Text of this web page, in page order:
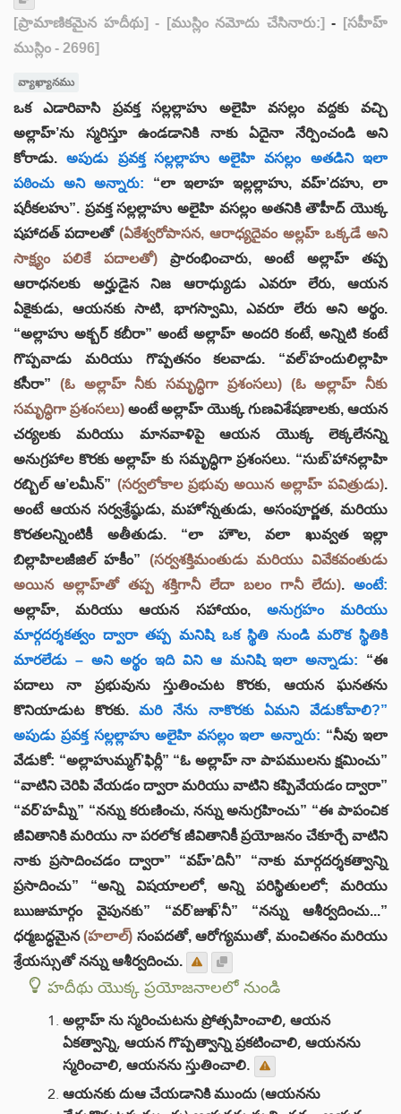
[ప్రామాణికమైన హదీథు] - [ముస్లిం నమోదు చేసినారు:] -
[సహీహ్
ముస్లిం - 2696]
వ్యాఖ్యానము
ఒక ఎడారివాసి ప్రవక్త సల్లల్లాహు అలైహి వసల్లం వద్దకు వచ్చి
అల్లాహ్’ను స్మరిస్తూ ఉండడానికి నాకు ఏదైనా నేర్పించండి అని
కోరాడు. అపుడు ప్రవక్త సల్లల్లాహు అలైహి వసల్లం అతడిని ఇలా
పఠించు అని అన్నారు: “లా ఇలాహ ఇల్లల్లాహు, వహ్’దహు, లా
షరీకలహు”. ప్రవక్త సల్లల్లాహు అలైహి వసల్లం అతనికి తౌహీద్ యొక్క
షహాదత్ పదాలతో (ఏకేశ్వరోపాసన, ఆరాధ్యదైవం అల్లహ్ ఒక్కడే అని
సాక్ష్యం పలికే పదాలతో)ప్రారంభించారు, అంటే అల్లాహ్ తప్ప
ఆరాధనలకు అర్హుడైన నిజ ఆరాధ్యుడు ఎవరూ లేరు, ఆయన
ఏకైకుడు, ఆయనకు సాటి, భాగస్వామి, ఎవరూ లేరు అని అర్థం.
“అల్లాహు అక్బర్ కబీరా” అంటే అల్లాహ్ అందరి కంటే, అన్నిటి కంటే
గొప్పవాడు మరియు గొప్పతనం కలవాడు. “వల్’హందులిల్లాహి
కసీరా” (ఓ అల్లాహ్ నీకు సమృద్ధిగా ప్రశంసలు)
(ఓ అల్లాహ్ నీకు
సమృద్ధిగా ప్రశంసలు) అంటే అల్లాహ్ యొక్క గుణవిశేషణాలకు, ఆయన
చర్యలకు మరియు మానవాళిపై ఆయన యొక్క లెక్కలేనన్ని
అనుగ్రహాల కొరకు అల్లాహ్ కు సమృద్ధిగా ప్రశంసలు. “సుబ్’హానల్లాహి
రబ్బిల్ ఆ’లమీన్” (సర్వలోకాల ప్రభువు అయిన అల్లాహ్ పవిత్రుడు).
అంటే ఆయన సర్వశ్రేష్ఠుడు, మహోన్నతుడు, అసంపూర్ణత, మరియు
కొరతలన్నింటికీ అతీతుడు. “లా హౌల, వలా ఖువ్వత ఇల్లా
బిల్లాహిలజీజిల్ హకీం” (సర్వశక్తిమంతుడు మరియు వివేకవంతుడు
అయిన అల్లాహ్‌తో తప్ప శక్తిగానీ లేదా బలం గానీ లేదు). అంటే:
అల్లాహ్, మరియు ఆయన సహాయం,అనుగ్రహం మరియు
మార్గదర్శకత్వం ద్వారా తప్ప మనిషి ఒక స్థితి నుండి మరొక స్థితికి
మారలేడు – అని అర్థం ఇది విని ఆ మనిషి ఇలా అన్నాడు: “ఈ
పదాలు నా ప్రభువును స్తుతించుట కొరకు, ఆయన ఘనతను
కొనియాడుట కొరకు.మరి నేను నాకొరకు ఏమని వేడుకోవాలి?”
అపుడు ప్రవక్త సల్లల్లాహు అలైహి వసల్లం ఇలా అన్నారు: “నీవు ఇలా
వేడుకో: “అల్లాహుమ్మగ్’ఫిర్లీ” “ఓ అల్లాహ్ నా పాపములను క్షమించు”
“వాటిని చెరిపి వేయడం ద్వారా మరియు వాటిని కప్పివేయడం ద్వారా”
“వర్’హమ్నీ” “నన్ను కరుణించు, నన్ను అనుగ్రహించు” “ఈ పాపంచిక
జీవితానికి మరియు నా పరలోక జీవితానికీ ప్రయోజనం చేకూర్చే వాటిని
నాకు ప్రసాదించడం ద్వారా” “వహ్’దినీ” “నాకు మార్గదర్శకత్వాన్ని
ప్రసాదించు” “అన్ని విషయాలలో, అన్ని పరిస్థితులలో; మరియు
ఋజుమార్గం వైపునకు” “వర్’జుఖ్’నీ” “నన్ను ఆశీర్వదించు...”
ధర్మబద్ధమైన(హలాల్) సంపదతో, ఆరోగ్యముతో, మంచితనం మరియు
శ్రేయస్సుతో నన్ను ఆశీర్వదించు.
హదీథు యొక్క ప్రయోజనాలలో నుండి
అల్లాహ్ ను స్మరించుటను ప్రోత్సహించాలి, ఆయన
ఏకత్వాన్ని, ఆయన గొప్పత్వాన్ని ప్రకటించాలి, ఆయనను
స్మరించాలి, ఆయనను స్తుతించాలి.
ఆయనకు దుఆ చేయడానికి ముందు (ఆయనను